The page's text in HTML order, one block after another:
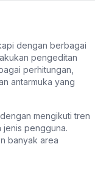
dengan berbagai
pengeditan
perhitungan,
antarmuka yang
mengikuti tren
jenis pengguna.
banyak area